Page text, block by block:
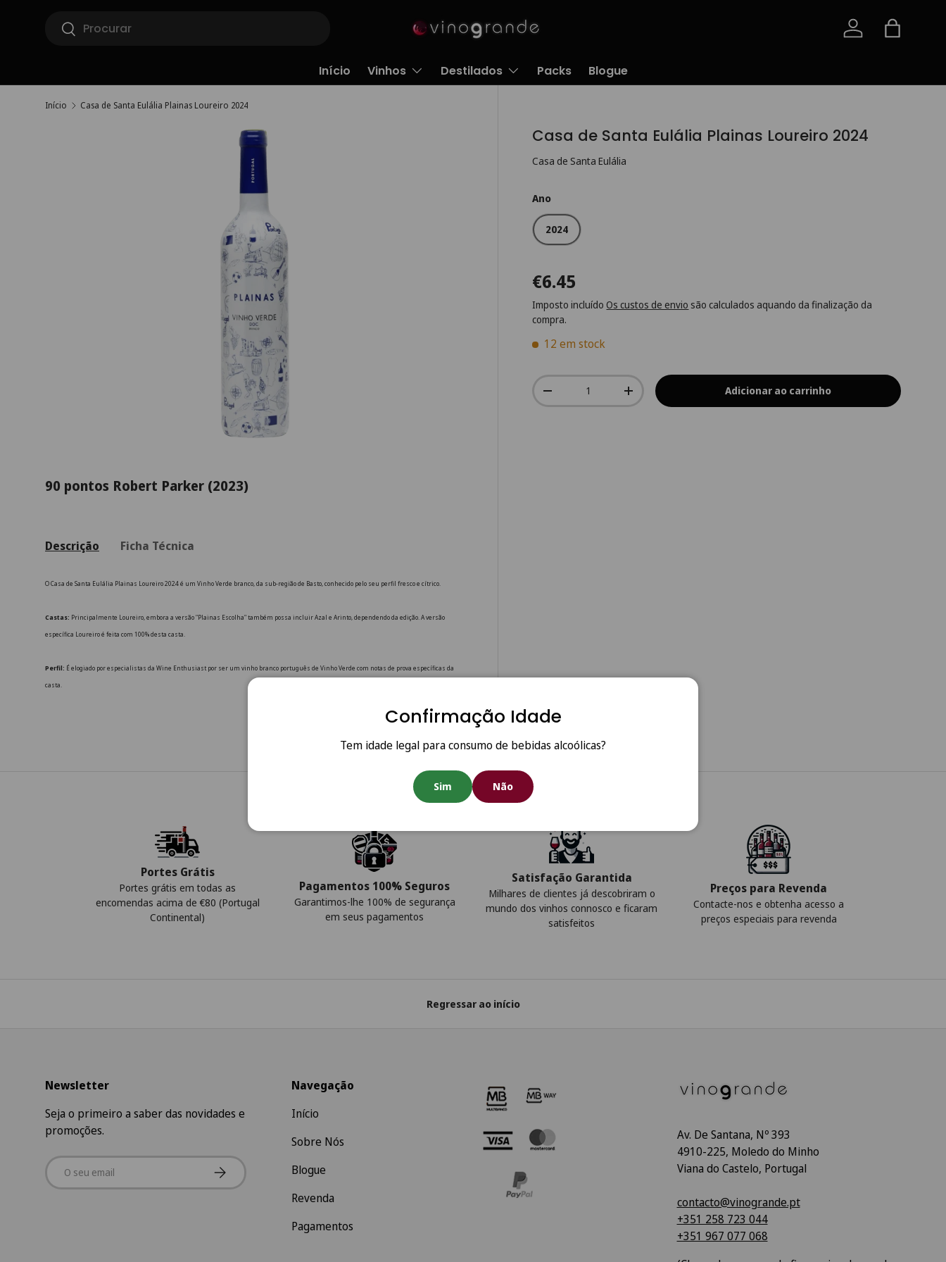
Ir para o conteúdo
Pesquisar
Pesquisar Iniciar sessão
Saco
Início Vinhos Destilados Packs Blogue
Início Casa de Santa Eulália Plainas Loureiro 2024
Casa de Santa Eulália Plainas Loureiro 2024
Casa de Santa Eulália
Ano
2024
€6.45
Imposto incluído Os custos de envio são calculados aquando da finalização da
compra.
12 em stock
Qtd.
-
+ Adicionar ao carrinho
90 pontos Robert Parker (2023)
Descrição Ficha Técnica
O Casa de Santa Eulália Plainas Loureiro 2024 é um Vinho Verde branco, da sub-região de Basto, conhecido pelo seu perfil fresco e cítrico.
Castas: Principalmente Loureiro, embora a versão "Plainas Escolha" também possa incluir Azal e Arinto, dependendo da edição. A versão
específica Loureiro é feita com 100% desta casta.
Perfil: É elogiado por especialistas da Wine Enthusiast por ser um vinho branco português de Vinho Verde com notas de prova específicas da
casta.
Confirmação Idade
Tem idade legal para consumo de bebidas alcoólicas?
Sim Não
Portes Grátis
Portes grátis em todas as
encomendas acima de €80 (Portugal
Continental)
Pagamentos 100% Seguros
Garantimos-lhe 100% de segurança
em seus pagamentos
Satisfação Garantida
Milhares de clientes já descobriram o
mundo dos vinhos connosco e ficaram
satisfeitos
Preços para Revenda
Contacte-nos e obtenha acesso a
preços especiais para revenda
Regressar ao início
Newsletter
Seja o primeiro a saber das novidades e
promoções.
Email Subscrever
Navegação
Início
Sobre Nós
Blogue
Revenda
Pagamentos
Av. De Santana, Nº 393
4910-225, Moledo do Minho
Viana do Castelo, Portugal
contacto@vinogrande.pt
+351 258 723 044
+351 967 077 068